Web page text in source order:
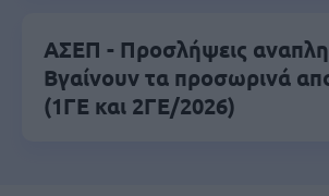
ΑΣΕΠ - Προσλήψεις
Βγαίνουν τα προσωρινά
(1ΓΕ και 2ΓΕ/2026)